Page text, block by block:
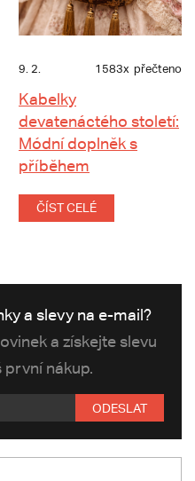
9. 2. 1583x přečteno
Kabelky
devatenáctého století:
Módní doplněk s
příběhem
ČÍST CELÉ
a slevy na e-mail?
a získejte slevu
první nákup.
ODESLAT